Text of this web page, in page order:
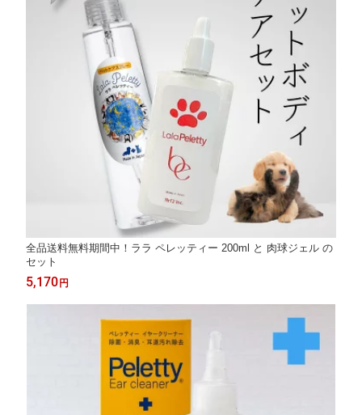
全品送料無料期間中！ララ ペレッティー 200ml と 肉球ジェル の
セット
5,170 円